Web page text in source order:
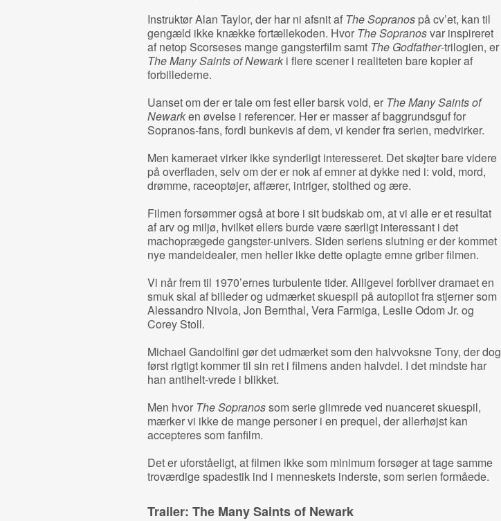
Instruktør Alan Taylor, der har ni afsnit af The Sopranospå cv’et, kan til
gengæld ikke knække fortællekoden. Hvor The Sopranosvar inspireret
af netop Scorseses mange gangsterfilm samt The Godfather-trilogien, er
The Many Saints of Newarki flere scener i realiteten bare kopier af
forbillederne.
Uanset om der er tale om fest eller barsk vold, er The Many Saints of
Newarken øvelse i referencer. Her er masser af baggrundsguf for
Sopranos-fans, fordi bunkevis af dem, vi kender fra serien, medvirker.
Men kameraet virker ikke synderligt interesseret. Det skøjter bare videre
på overfladen, selv om der er nok af emner at dykke ned i: vold, mord,
drømme, raceoptøjer, affærer, intriger, stolthed og ære.
Filmen forsømmer også at bore i sit budskab om, at vi alle er et resultat
af arv og miljø, hvilket ellers burde være særligt interessant i det
machoprægede gangster-univers. Siden seriens slutning er der kommet
nye mandeidealer, men heller ikke dette oplagte emne griber filmen.
Vi når frem til 1970’ernes turbulente tider. Alligevel forbliver dramaet en
smuk skal af billeder og udmærket skuespil på autopilot fra stjerner som
Alessandro Nivola, Jon Bernthal, Vera Farmiga, Leslie Odom Jr. og
Corey Stoll.
Michael Gandolfini gør det udmærket som den halvvoksne Tony, der dog
først rigtigt kommer til sin ret i filmens anden halvdel. I det mindste har
han antihelt-vrede i blikket.
Men hvor The Sopranossom serie glimrede ved nuanceret skuespil,
mærker vi ikke de mange personer i en prequel, der allerhøjst kan
accepteres som fanfilm.
Det er uforståeligt, at filmen ikke som minimum forsøger at tage samme
troværdige spadestik ind i menneskets inderste, som serien formåede.
Trailer: The Many Saints of Newark